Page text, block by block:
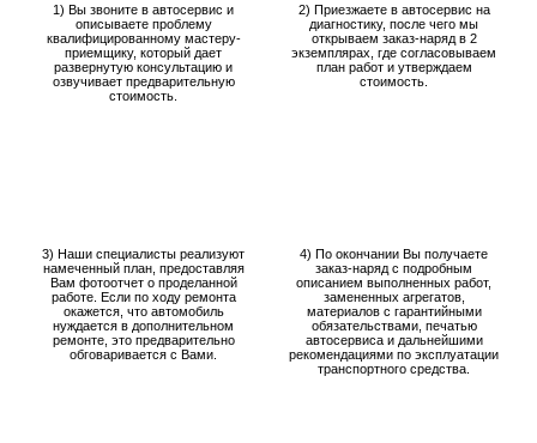
1) Вы звоните в автосервис и
описываете проблему
квалифицированному мастеру-
приемщику, который дает
развернутую консультацию и
озвучивает предварительную
стоимость.
2) Приезжаете в автосервис на
диагностику, после чего мы
открываем заказ-наряд в 2
экземплярах, где согласовываем
план работ и утверждаем
стоимость.
3) Наши специалисты реализуют
намеченный план, предоставляя
Вам фотоотчет о проделанной
работе. Если по ходу ремонта
окажется, что автомобиль
нуждается в дополнительном
ремонте, это предварительно
обговаривается с Вами.
4) По окончании Вы получаете
заказ-наряд с подробным
описанием выполненных работ,
замененных агрегатов,
материалов с гарантийными
обязательствами, печатью
автосервиса и дальнейшими
рекомендациями по эксплуатации
транспортного средства.